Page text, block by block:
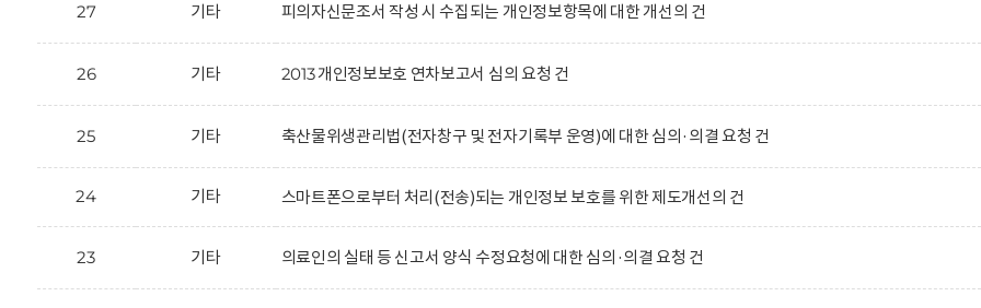
27 기타 피의자신문조서 작성 시 수집되는 개인정보항목에 대한 개선의 건
26 기타 2013 개인정보보호 연차보고서 심의 요청 건
25 기타 축산물위생관리법(전자창구 및 전자기록부 운영)에 대한 심의·의결 요청 건
24 기타 스마트폰으로부터 처리(전송)되는 개인정보 보호를 위한 제도개선의 건
23 기타 의료인의 실태 등 신고서 양식 수정요청에 대한 심의·의결 요청 건